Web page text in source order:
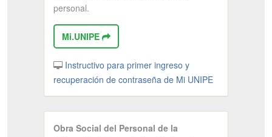
personal.
Mi.UNIPE
Instructivo para primer ingreso y
recuperación de contraseña de Mi UNIPE
Obra Social del Personal de la